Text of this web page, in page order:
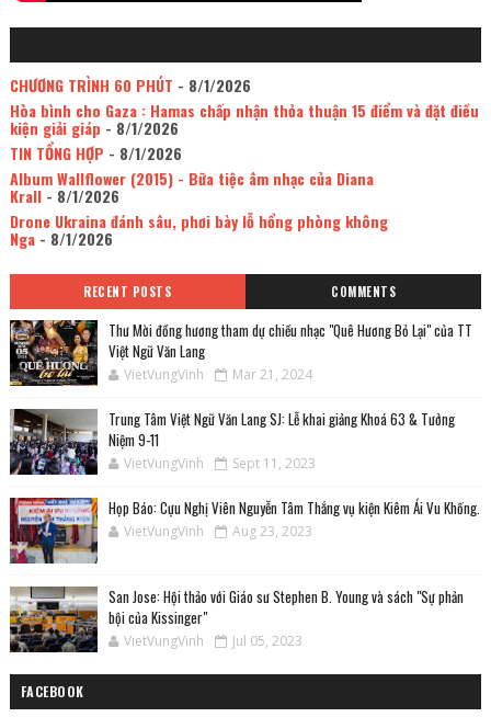
CHƯƠNG TRÌNH 60 PHÚT - 8/1/2026
Hòa bình cho Gaza : Hamas chấp nhận thỏa thuận 15 điểm và đặt điều
kiện giải giáp - 8/1/2026
TIN TỔNG HỢP - 8/1/2026
Album Wallflower (2015) - Bữa tiệc âm nhạc của Diana
Krall- 8/1/2026
Drone Ukraina đánh sâu, phơi bày lỗ hổng phòng không
Nga- 8/1/2026
RECENT POSTS COMMENTS
Thư Mời đồng hương tham dự chiều nhạc "Quê Hương Bỏ Lại" của TT
Việt Ngữ Văn Lang
VietVungVinh Mar 21, 2024
Trung Tâm Việt Ngữ Văn Lang SJ: Lễ khai giảng Khoá 63 & Tưởng
Niệm 9-11
VietVungVinh Sept 11, 2023
Họp Báo: Cựu Nghị Viên Nguyễn Tâm Thắng vụ kiện Kiêm Ái Vu Khống.
VietVungVinh Aug 23, 2023
San Jose: Hội thảo với Giáo sư Stephen B. Young và sách "Sự phản
bội của Kissinger"
VietVungVinh Jul 05, 2023
FACEBOOK